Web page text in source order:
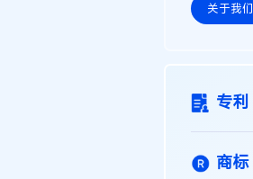
关于我们
专利
商标